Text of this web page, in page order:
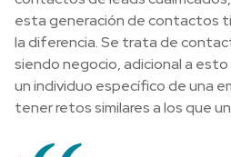
esta generación de contactos
la diferencia. Se trata de
siendo negocio, adicional a
un individuo específico de una
tener retos similares a los que